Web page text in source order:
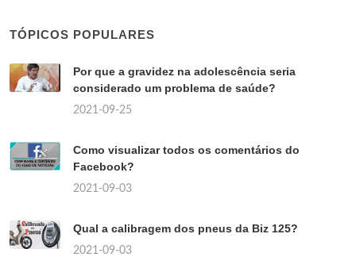
TÓPICOS POPULARES
Por que a gravidez na adolescência seria
considerado um problema de saúde?
2021-09-25
Como visualizar todos os comentários do
Facebook?
2021-09-03
Qual a calibragem dos pneus da Biz 125?
2021-09-03